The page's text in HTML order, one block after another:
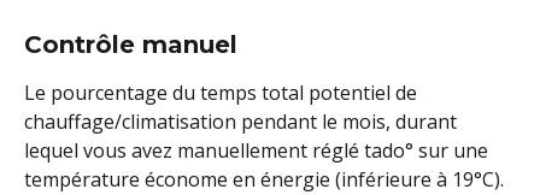
Contrôle manuel
Le pourcentage du temps total potentiel de
chauffage/climatisation pendant le mois, durant
lequel vous avez manuellement réglé tado° sur une
température économe en énergie (inférieure à 19°C).